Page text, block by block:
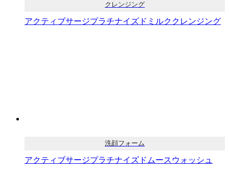
クレンジング
アクティブサージプラチナイズドミルククレンジング
洗顔フォーム
アクティブサージプラチナイズドムースウォッシュ